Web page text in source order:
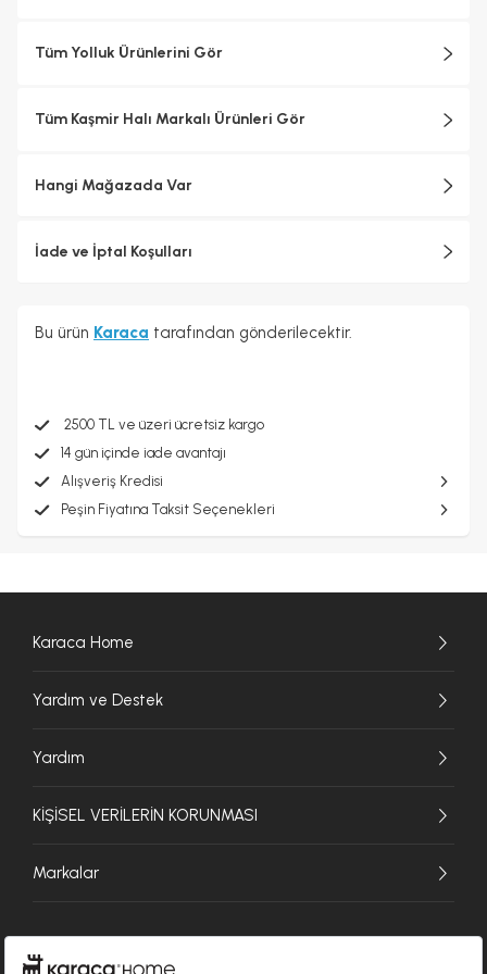
Tüm Yolluk Ürünlerini Gör
Tüm Kaşmir Halı Markalı Ürünleri Gör
Hangi Mağazada Var
İade ve İptal Koşulları
Bu ürün Karaca tarafından gönderilecektir.
2500 TL ve üzeri ücretsiz kargo
14 gün içinde iade avantajı
Alışveriş Kredisi
Peşin Fiyatına Taksit Seçenekleri
Karaca Home
Yardım ve Destek
Yardım
KİŞİSEL VERİLERİN KORUNMASI
Markalar